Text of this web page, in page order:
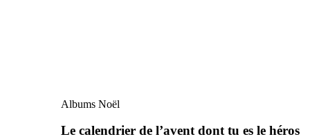
Albums Noël
Le calendrier de l’avent dont tu es le héros